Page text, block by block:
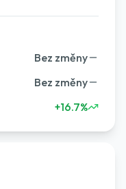
Bez změny
Bez změny
+16.7%